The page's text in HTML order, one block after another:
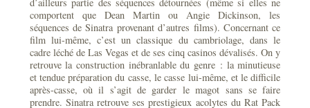
comportent que Dean Martin ou Angie Dickinson, les
séquences de Sinatra provenant d’autres films). Concernant ce
film lui-même, c’est un classique du cambriolage, dans le
cadre léché de Las Vegas et de ses cinq casinos dévalisés. On y
retrouve la construction inébranlable du genre : la minutieuse
et tendue préparation du casse, le casse lui-même, et le difficile
après-casse, où il s’agit de garder le magot sans se faire
prendre. Sinatra retrouve ses prestigieux acolytes du Rat Pack